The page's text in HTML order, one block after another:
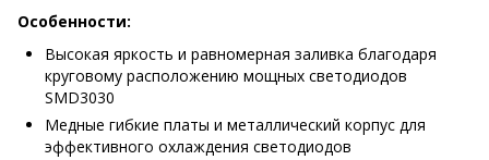
Особенности:
Высокая яркость и равномерная заливка благодаря
круговому расположению мощных светодиодов
SMD3030
Медные гибкие платы и металлический корпус для
эффективного охлаждения светодиодов